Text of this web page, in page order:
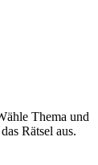
Thema und
Rätsel aus.